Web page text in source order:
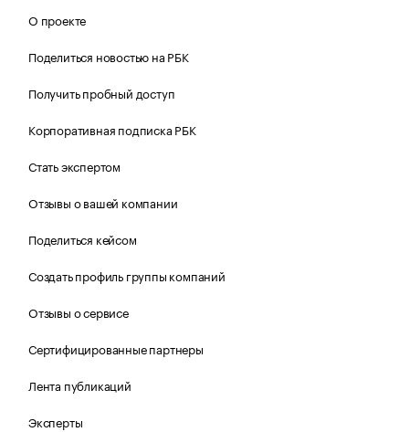
О проекте
Поделиться новостью на РБК
Получить пробный доступ
Корпоративная подписка РБК
Стать экспертом
Отзывы о вашей компании
Поделиться кейсом
Создать профиль группы компаний
Отзывы о сервисе
Сертифицированные партнеры
Лента публикаций
Эксперты